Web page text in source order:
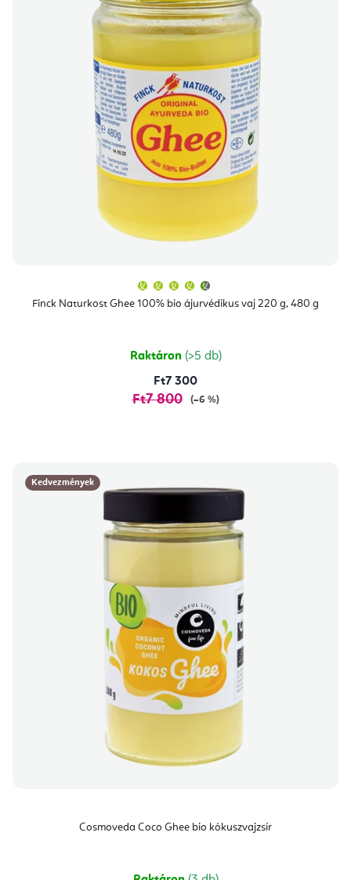
Finck Naturkost Ghee 100% bio ájurvédikus vaj 220 g, 480 g
átlagos
értékelése
csillag.
Raktáron (>5 db)
Ft7 300
Ft7 800 (–6 %)
Kedvezmények
Cosmoveda Coco Ghee bio kókuszvajzsír